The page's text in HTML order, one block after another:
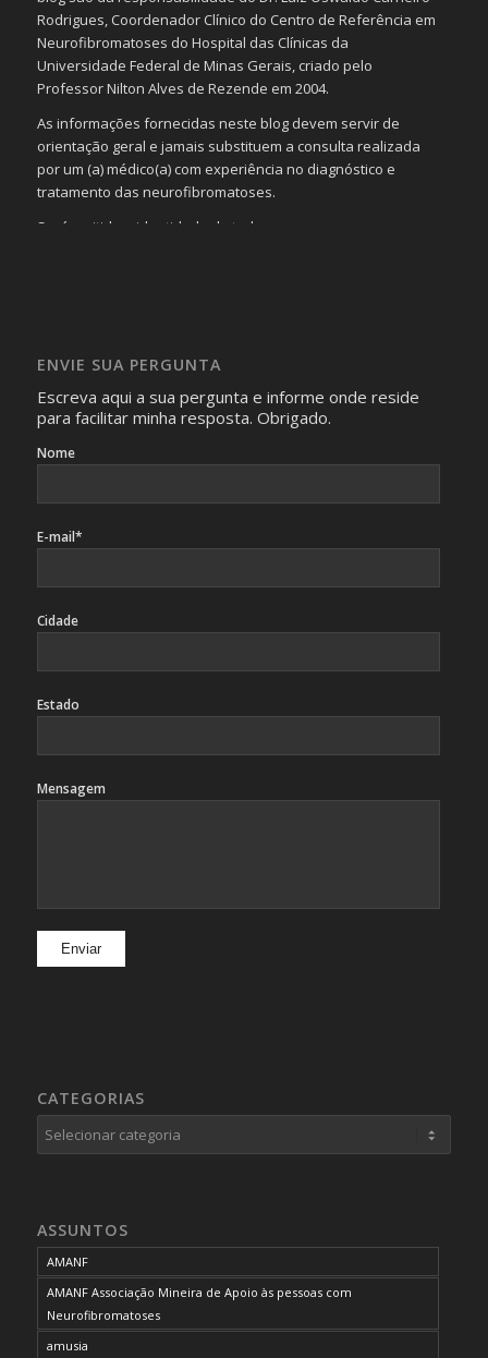
Rodrigues, Coordenador Clínico do Centro de Referência em
Neurofibromatoses do Hospital das Clínicas da
Universidade Federal de Minas Gerais, criado pelo
Professor Nilton Alves de Rezende em 2004.
As informações fornecidas neste blog devem servir de
orientação geral e jamais substituem a consulta realizada
por um (a) médico(a) com experiência no diagnóstico e
tratamento das neurofibromatoses.
Será omitida a identidade de todas as pessoas que
identificação da pessoa fotografada.
ENVIE SUA PERGUNTA
Escreva aqui a sua pergunta e informe onde reside
para facilitar minha resposta. Obrigado.
Nome
E-mail*
Cidade
Estado
Mensagem
CATEGORIAS
Categorias
ASSUNTOS
AMANF
AMANF Associação Mineira de Apoio às pessoas com
Neurofibromatoses
amusia